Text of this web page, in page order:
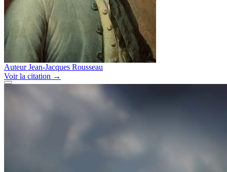
Auteur Jean-Jacques Rousseau
Voirla citation →